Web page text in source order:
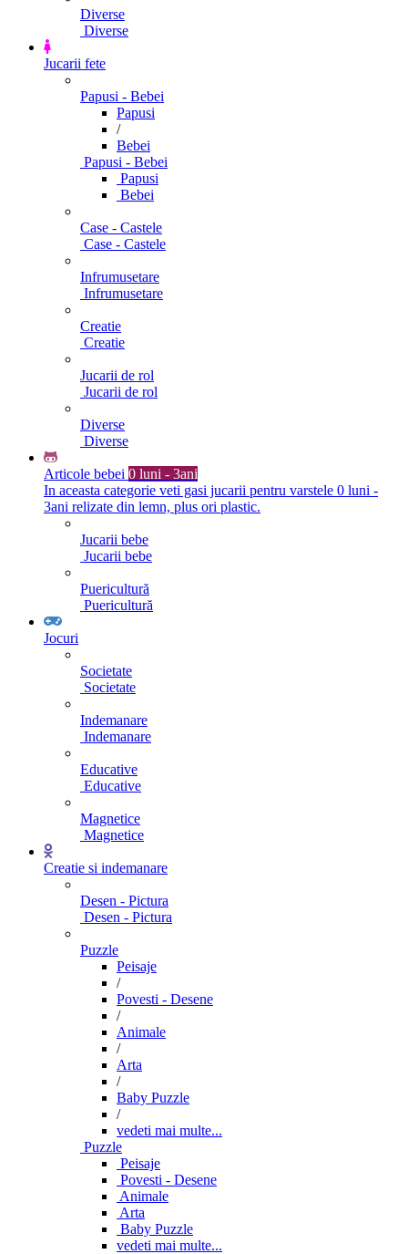
Diverse
Diverse
Jucarii fete
Papusi - Bebei
Papusi
/
Bebei
Papusi - Bebei
Papusi
Bebei
Case - Castele
Case - Castele
Infrumusetare
Infrumusetare
Creatie
Creatie
Jucarii de rol
Jucarii de rol
Diverse
Diverse
Articole bebei 0 luni - 3ani
In aceasta categorie veti gasi jucarii pentru varstele 0 luni -
3ani relizate din lemn, plus ori plastic.
Jucarii bebe
Jucarii bebe
Puericultură
Puericultură
Jocuri
Societate
Societate
Indemanare
Indemanare
Educative
Educative
Magnetice
Magnetice
Creatie si indemanare
Desen - Pictura
Desen - Pictura
Puzzle
Peisaje
/
Povesti - Desene
/
Animale
/
Arta
/
Baby Puzzle
/
vedeti mai multe...
Puzzle
Peisaje
Povesti - Desene
Animale
Arta
Baby Puzzle
vedeti mai multe...